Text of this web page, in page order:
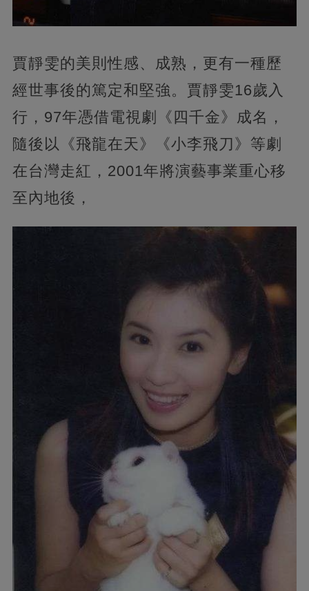
賈靜雯的美則性感、成熟，更有一種歷
經世事後的篤定和堅強。賈靜雯16歲入
行，97年憑借電視劇《四千金》成名，
隨後以《飛龍在天》《小李飛刀》等劇
在台灣走紅，2001年將演藝事業重心移
至內地後，